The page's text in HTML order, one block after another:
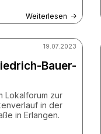
Weiterlesen
19.07.2023
Bauer-
Lokalforum zur
in der
in Erlangen.